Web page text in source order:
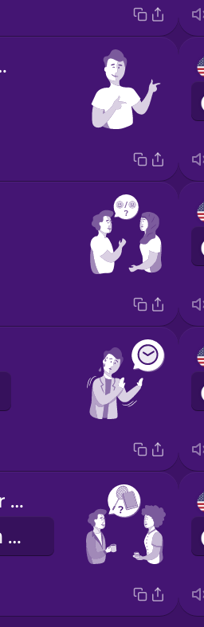
How was your weekend?
איך היה הסופש שלך?